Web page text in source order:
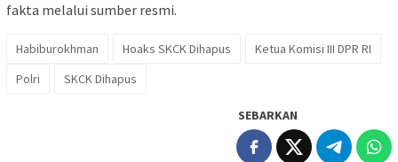
fakta melalui sumber resmi.
Habiburokhman Hoaks SKCK Dihapus
Ketua Komisi III DPR RI
Polri
SKCK Dihapus
SEBARKAN